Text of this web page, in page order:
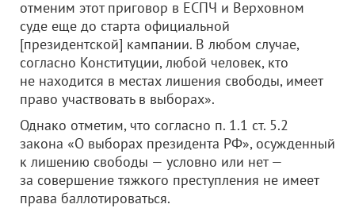
отменим этот приговор в ЕСПЧ и Верховном
суде еще до старта официальной
[президентской] кампании. В любом случае,
согласно Конституции, любой человек, кто
не находится в местах лишения свободы, имеет
право участвовать в выборах».
Однако отметим, что согласно п. 1.1 ст. 5.2
закона «О выборах президента РФ», осужденный
к лишению свободы — условно или нет —
за совершение тяжкого преступления не имеет
права баллотироваться.